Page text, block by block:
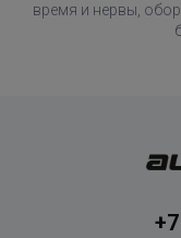
время и нервы,